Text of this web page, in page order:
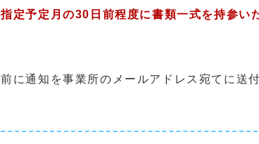
指定予定月の30日前程度に書類一式を持参い
に通知を事業所のメールアドレス宛てに送